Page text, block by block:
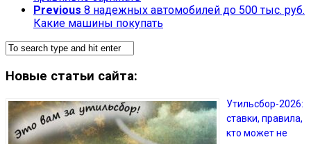
Previous 8 надежных автомобилей до 500 тыс. руб.
Какие машины покупать
Новые статьи сайта:
Утильсбор-2026:
ставки, правила,
кто может не